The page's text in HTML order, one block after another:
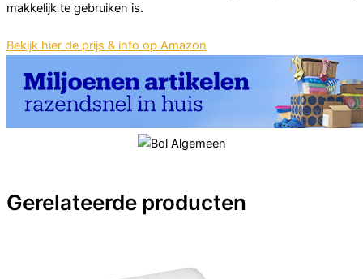
makkelijk te gebruiken is.
Bekijk hier de prijs & info op Amazon
Gerelateerde producten